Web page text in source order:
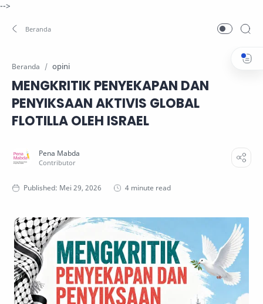
-->
Beranda opini
MENGKRITIK PENYEKAPAN DAN
PENYIKSAAN AKTIVIS GLOBAL
FLOTILLA OLEH ISRAEL
4 minute read